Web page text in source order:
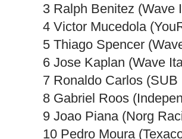
3 Ralph Benitez (Wave
4 Victor Mucedola
5 Thiago Spencer
6 Jose Kaplan (Wave
7 Ronaldo Carlos
8 Gabriel Roos
9 Joao Piana (Norg
10 Pedro Moura